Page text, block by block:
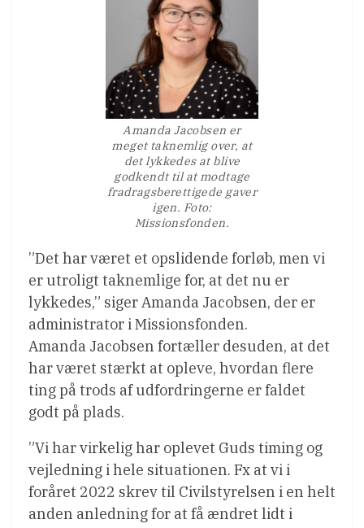
Amanda Jacobsen er
meget taknemlig over, at
det lykkedes at blive
godkendt til at modtage
fradragsberettigede gaver
igen. Foto:
Missionsfonden.
”Det har været et opslidende forløb, men vi
er utroligt taknemlige for, at det nu er
lykkedes,” siger Amanda Jacobsen, der er
administrator i Missionsfonden.
Amanda Jacobsen fortæller desuden, at det
har været stærkt at opleve, hvordan flere
ting på trods af udfordringerne er faldet
godt på plads.
”Vi har virkelig har oplevet Guds timing og
vejledning i hele situationen. Fx at vi i
foråret 2022 skrev til Civilstyrelsen i en helt
anden anledning for at få ændret lidt i